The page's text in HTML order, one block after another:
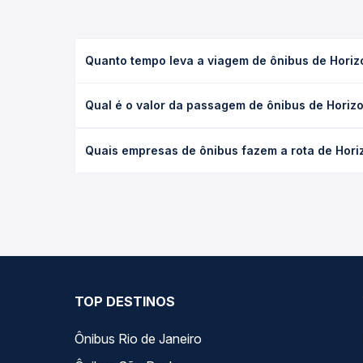
Quanto tempo leva a viagem de ônibus de
as condições de tráfego. Na Quero Passagem
Qual é o valor da passagem de ônibus de
antecedência da compra. Na Quero Passagem
Quais empresas de ônibus fazem a rota de
TOP DESTINOS
Ônibus Rio de Janeiro